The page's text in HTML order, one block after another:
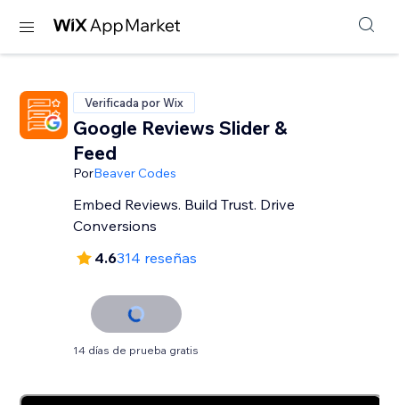
Verificada por Wix
Google Reviews Slider &
Feed
PorBeaver Codes
Embed Reviews. Build Trust. Drive
Conversions
4.6314 reseñas
14 días de prueba gratis